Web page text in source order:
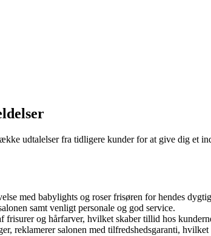
udtalelser fra tidligere kunder for at give dig et
med babylights og roser frisøren for hendes
samt venligt personale og god service.
og hårfarver, hvilket skaber tillid hos
reklamerer salonen med tilfredshedsgaranti,